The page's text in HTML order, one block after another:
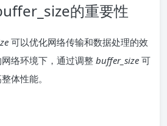
的重要性
可以优化网络传输和数据处理的效
络环境下，通过调整 buffer_size 可
体性能。